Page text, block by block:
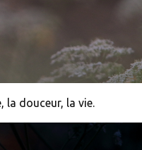
la douceur, la vie.